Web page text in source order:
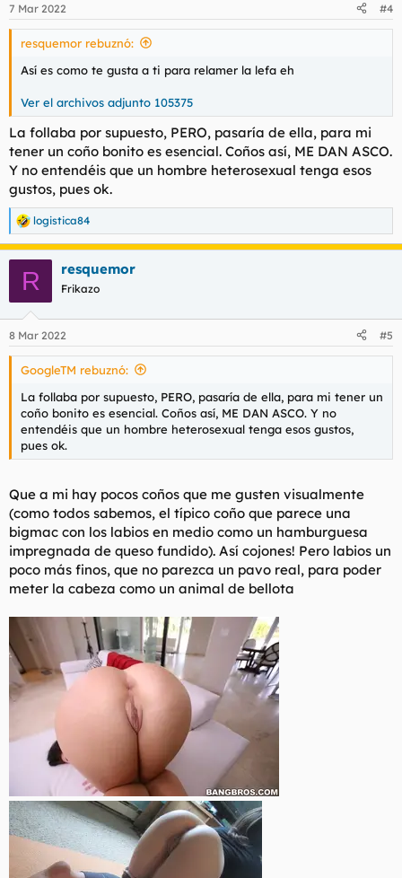
e
s
7 Mar 2022 #4
resquemor rebuznó:
Así es como te gusta a ti para relamer la lefa eh
Ver el archivos adjunto 105375
La follaba por supuesto, PERO, pasaría de ella, para mi
tener un coño bonito es esencial. Coños así, ME DAN ASCO.
Y no entendéis que un hombre heterosexual tenga esos
gustos, pues ok.
R
e
a
e
s
logistica84
R resquemor
Frikazo
8 Mar 2022 #5
GoogleTM rebuznó:
La follaba por supuesto, PERO, pasaría de ella, para mi tener un
coño bonito es esencial. Coños así, ME DAN ASCO. Y no
entendéis que un hombre heterosexual tenga esos gustos,
pues ok.
Que a mi hay pocos coños que me gusten visualmente
(como todos sabemos, el típico coño que parece una
bigmac con los labios en medio como un hamburguesa
impregnada de queso fundido). Así cojones! Pero labios un
poco más finos, que no parezca un pavo real, para poder
meter la cabeza como un animal de bellota